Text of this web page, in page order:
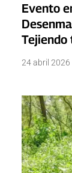
Evento
Tejiendo
24 abril 2026